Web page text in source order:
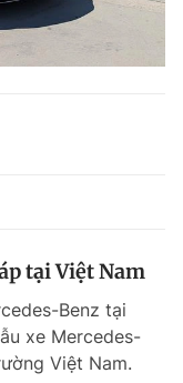
tại Việt Nam
Benz tại
xe Mercedes-
Việt Nam.